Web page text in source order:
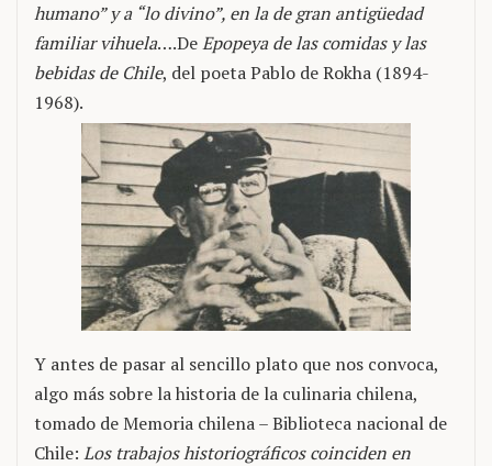
humano” y a “lo divino”, en la de gran antigüedad
familiar vihuela….DeEpopeya de las comidas y las
bebidas de Chile, del poeta Pablo de Rokha (1894-
1968).
Y antes de pasar al sencillo plato que nos convoca,
algo más sobre la historia de la culinaria chilena,
tomado de Memoria chilena – Biblioteca nacional de
Chile: Los trabajos historiográficos coinciden en